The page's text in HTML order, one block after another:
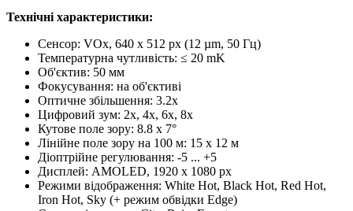
Технічні характеристики:
Сенсор: VOx, 640 x 512 px (12 µm, 50 Гц)
Температурна чутливість: ≤ 20 mK
Об'єктив: 50 мм
Фокусування: на об'єктиві
Оптичне збільшення: 3.2x
Цифровий зум: 2x, 4x, 6x, 8x
Кутове поле зору: 8.8 x 7°
Лінійне поле зору на 100 м: 15 x 12 м
Діоптрійне регулювання: -5 ... +5
Дисплей: AMOLED, 1920 x 1080 px
Режими відображення: White Hot, Black Hot, Red Hot,
Iron Hot, Sky (+ режим обвідки Edge)